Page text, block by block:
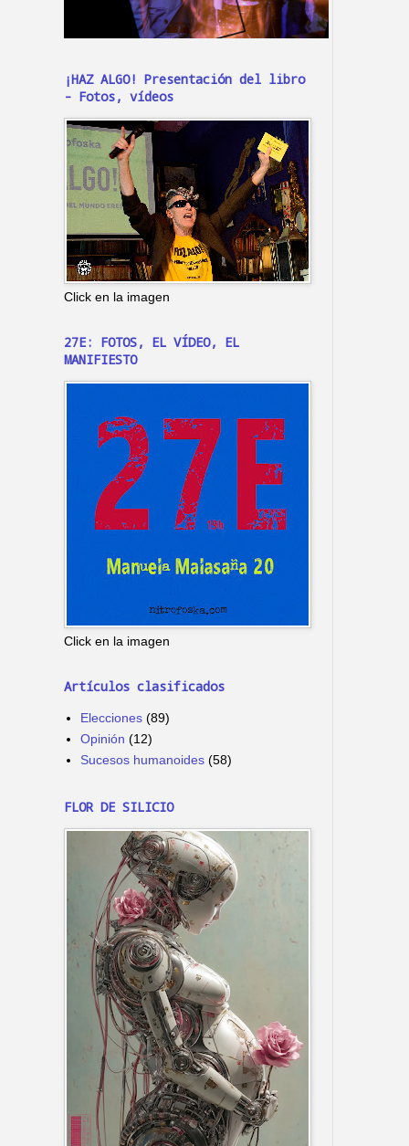
¡HAZ ALGO! Presentación del libro
- Fotos, vídeos
Click en la imagen
27E: FOTOS, EL VÍDEO, EL
MANIFIESTO
Click en la imagen
Artículos clasificados
Elecciones (89)
Opinión (12)
Sucesos humanoides (58)
FLOR DE SILICIO